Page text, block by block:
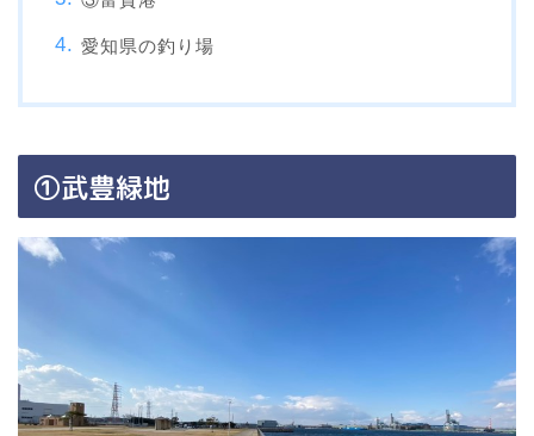
愛知県の釣り場
①武豊緑地